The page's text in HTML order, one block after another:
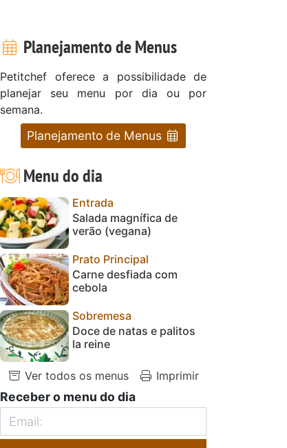
Planejamento de Menus
Petitchef oferece a possibilidade de
planejar seu menu por dia ou por
semana.
Planejamento de Menus
Menu do dia
Entrada
Salada magnífica de
verão (vegana)
Prato Principal
Carne desfiada com
cebola
Sobremesa
Doce de natas e palitos
la reine
Ver todos os menus Imprimir
Receber o menu do dia